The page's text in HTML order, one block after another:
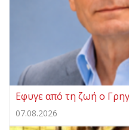
Eφυγε από τη ζωή ο
07.08.2026